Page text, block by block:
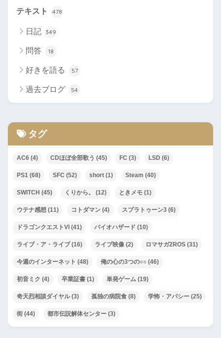
テキスト 478
日記 349
問答 18
好きを語る 57
過去ブログ 54
タグ
AC6 (4) CDほぼ全部歌う (45) FC (3) LSD (6)
PS1 (68) SFC (52) short (1) Steam (40)
SWITCH (45) くりから。 (12) ときメモ (1)
ウテナ感想 (11) コトダマン (4) スプラトゥーン3 (6)
ドラゴンクエストVI (41) バイオハザード (10)
ライブ・ア・ライブ(16) ライブ映像 (2) ロマサガ2ROS (31)
今週のインターネット (48) 俺の心の3つの○○ (46)
初音ミク (4) 卒業証書 (1) 単発ゲーム (19)
奇天烈相談ダイヤル(3) 孤独の病院食 (8) 学怖・アパシー (25)
街 (44) 都市伝説解体センター (3)